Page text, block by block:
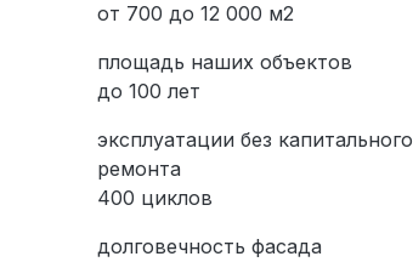
Вакансии
от 700 до 12 000 м2
площадь наших объектов
до 100 лет
эксплуатации без капитального
ремонта
400 циклов
долговечность фасада